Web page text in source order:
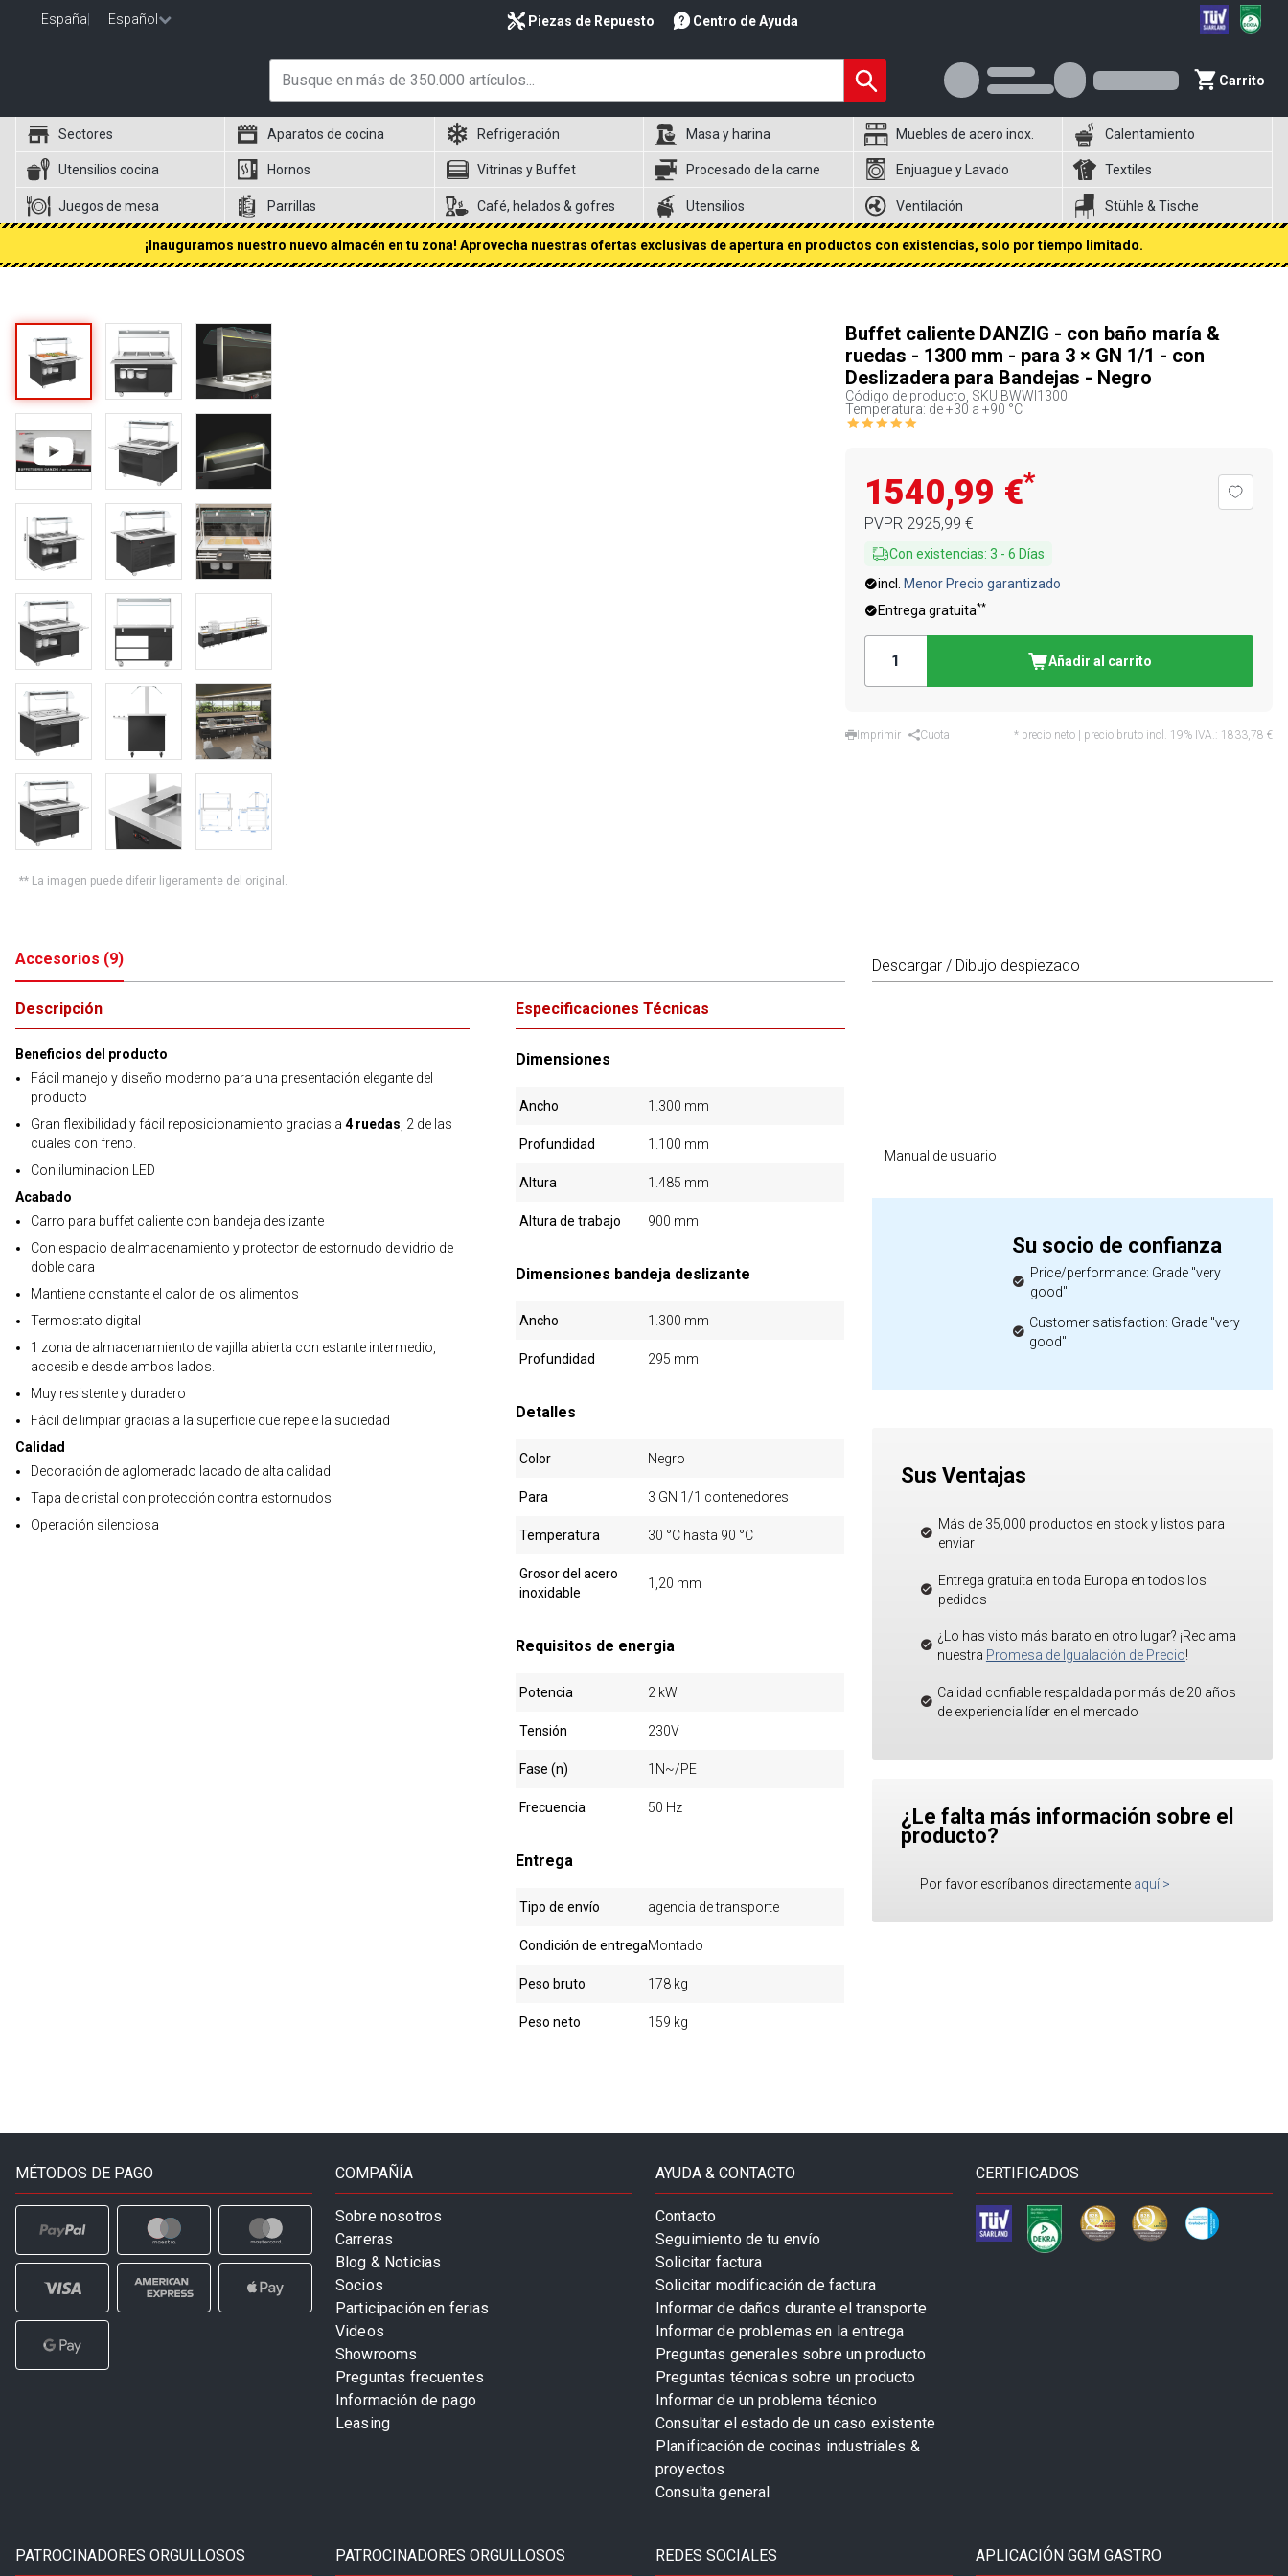
España Español Piezas de Repuesto Centro de Ayuda
Carrito
Sectores Aparatos de cocina Refrigeración Masa y harina Muebles de acero inox. Calentamiento
Utensilios cocina Hornos Vitrinas y Buffet Procesado de la carne Enjuague y Lavado Textiles
Juegos de mesa Parrillas Café, helados & gofres Utensilios Ventilación Stühle & Tische
¡Inauguramos nuestro nuevo almacén en tu zona! Aprovecha nuestras ofertas exclusivas de apertura en productos con existencias, solo por tiempo limitado.
** La imagen puede diferir ligeramente del original.
Buffet caliente DANZIG - con baño maría &
ruedas - 1300 mm - para 3 × GN 1/1 - con
Deslizadera para Bandejas - Negro
Código de producto, SKU BWWI1300
Temperatura: de +30 a +90 °C
1540,99 €*
PVPR 2925,99 €
Con existencias: 3 - 6 Días
incl.
Menor Precio garantizado
Entrega gratuita**
Añadir al carrito
Imprimir Cuota * precio neto | precio bruto incl. 19% IVA.: 1833,78 €
Accesorios (9)
Descripción
Beneficios del producto
Fácil manejo y diseño moderno para una presentación elegante del
producto
Gran flexibilidad y fácil reposicionamiento gracias a 4 ruedas , 2 de las
cuales con freno.
Con iluminacion LED
Acabado
Carro para buffet caliente con bandeja deslizante
Con espacio de almacenamiento y protector de estornudo de vidrio de
doble cara
Mantiene constante el calor de los alimentos
Termostato digital
1 zona de almacenamiento de vajilla abierta con estante intermedio,
accesible desde ambos lados.
Muy resistente y duradero
Fácil de limpiar gracias a la superficie que repele la suciedad
Calidad
Decoración de aglomerado lacado de alta calidad
Tapa de cristal con protección contra estornudos
Operación silenciosa
Especificaciones Técnicas
Dimensiones
Ancho 1.300 mm
Profundidad 1.100 mm
Altura 1.485 mm
Altura de trabajo 900 mm
Dimensiones bandeja deslizante
Ancho 1.300 mm
Profundidad 295 mm
Detalles
Color Negro
Para 3 GN 1/1 contenedores
Temperatura 30 °C hasta 90 °C
Grosor del acero
inoxidable
1,20 mm
Requisitos de energia
Potencia 2 kW
Tensión 230V
Fase (n) 1N~/PE
Frecuencia 50 Hz
Entrega
Tipo de envío agencia de transporte
Condición de entregaMontado
Peso bruto 178 kg
Peso neto 159 kg
Descargar / Dibujo despiezado
Manual de usuario
Su socio de confianza
Price/performance: Grade "very
good"
Customer satisfaction: Grade "very
good"
Sus Ventajas
Más de 35,000 productos en stock y listos para
enviar
Entrega gratuita en toda Europa en todos los
pedidos
¿Lo has visto más barato en otro lugar? ¡Reclama
nuestra Promesa de Igualación de Precio!
Calidad confiable respaldada por más de 20 años
de experiencia líder en el mercado
¿Le falta más información sobre el
producto?
Por favor escríbanos directamente aquí >
MÉTODOS DE PAGO COMPAÑÍA
Sobre nosotros
Carreras
Blog & Noticias
Socios
Participación en ferias
Videos
Showrooms
Preguntas frecuentes
Información de pago
Leasing
AYUDA & CONTACTO
Contacto
Seguimiento de tu envío
Solicitar factura
Solicitar modificación de factura
Informar de daños durante el transporte
Informar de problemas en la entrega
Preguntas generales sobre un producto
Preguntas técnicas sobre un producto
Informar de un problema técnico
Consultar el estado de un caso existente
Planificación de cocinas industriales &
proyectos
Consulta general
CERTIFICADOS
PATROCINADORES ORGULLOSOS PATROCINADORES ORGULLOSOS REDES SOCIALES APLICACIÓN GGM GASTRO